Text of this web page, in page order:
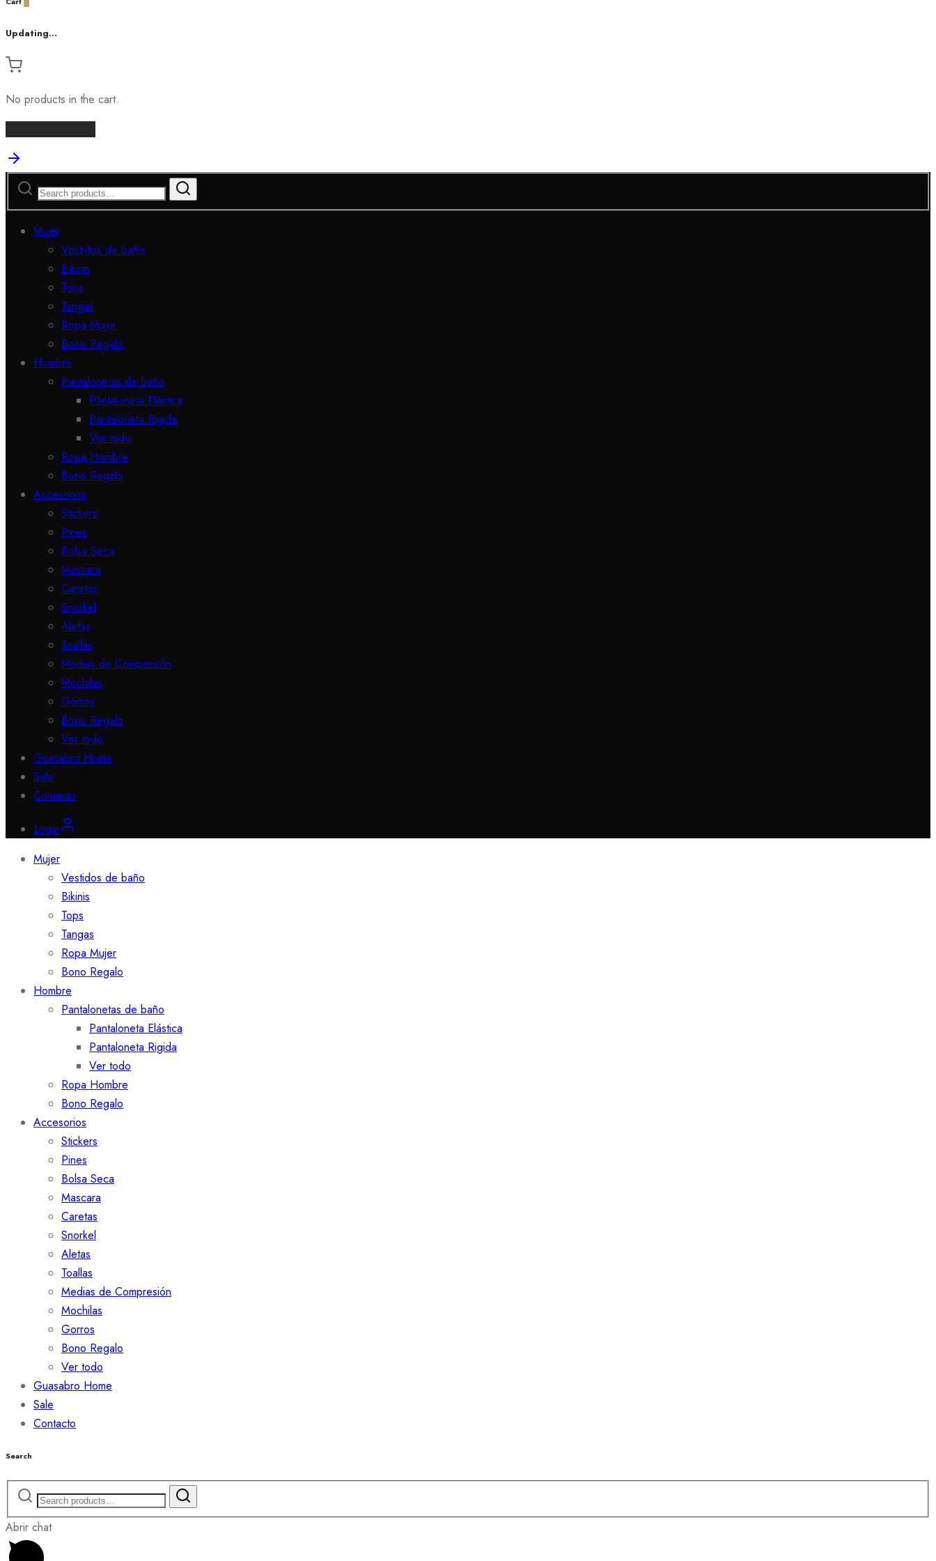
Updating…
No products in the cart.
Mujer
Vestidos de baño
Bikinis
Tops
Tangas
Ropa Mujer
Bono Regalo
Hombre
Pantalonetas de baño
Pantaloneta Elástica
Pantaloneta Rigida
Ver todo
Ropa Hombre
Bono Regalo
Accesorios
Stickers
Pines
Bolsa Seca
Mascara
Caretas
Snorkel
Aletas
Toallas
Medias de Compresión
Mochilas
Gorros
Bono Regalo
Ver todo
Guasabro Home
Sale
Contacto
Login
Mujer
Vestidos de baño
Bikinis
Tops
Tangas
Ropa Mujer
Bono Regalo
Hombre
Pantalonetas de baño
Pantaloneta Elástica
Pantaloneta Rigida
Ver todo
Ropa Hombre
Bono Regalo
Accesorios
Stickers
Pines
Bolsa Seca
Mascara
Caretas
Snorkel
Aletas
Toallas
Medias de Compresión
Mochilas
Gorros
Bono Regalo
Ver todo
Guasabro Home
Sale
Contacto
Search
Abrir chat